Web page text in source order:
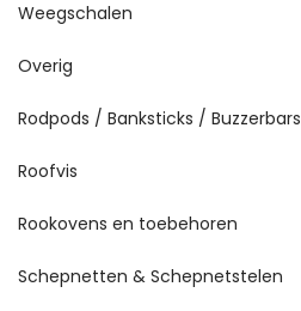
Weegschalen
Overig
Rodpods / Banksticks / Buzzerbars
Roofvis
Rookovens en toebehoren
Schepnetten & Schepnetstelen